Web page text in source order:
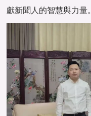
獻新聞人的智慧與力量。